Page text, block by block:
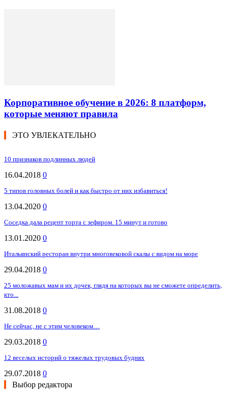
Корпоративное обучение в 2026: 8 платформ,
которые меняют правила
ЭТО УВЛЕКАТЕЛЬНО
10 признаков подлинных людей
16.04.2018 0
5 типов головных болей и как быстро от них избавиться!
13.04.2020 0
Соседка дала рецепт торта с зефиром. 15 минут и готово
13.01.2020 0
Итальянский ресторан внутри многовековой скалы с видом на море
29.04.2018 0
25 моложавых мам и их дочек, глядя на которых вы не сможете определить,
кто...
31.08.2018 0
Не сейчас, не с этим человеком…
29.03.2018 0
12 веселых историй о тяжелых трудовых буднях
29.07.2018 0
Выбор редактора